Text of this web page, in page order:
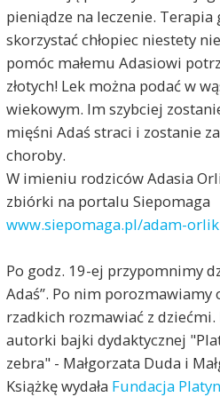
pieniądze na leczenie.
skorzystać chłopiec niestety
pomóc małemu Adasiowi
złotych! Lek można podać w
wiekowym. Im szybciej
mięśni Adaś straci i zostanie
choroby.
W imieniu rodziców Adasia
zbiórki na portalu Siepomaga
www.siepomaga.pl/adam-orlik
Po godz. 19-ej przypomnimy
Adaś”. Po nim porozmawiamy
rzadkich rozmawiać z
autorki bajki dydaktycznej
zebra" - Małgorzata Duda i
Książkę wydała Fundacja